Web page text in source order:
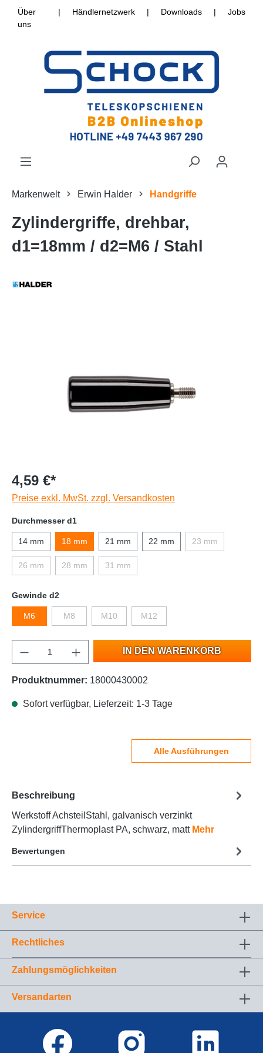
Über
uns
| Händlernetzwerk | Downloads | Jobs
Markenwelt Erwin Halder Handgriffe
Zylindergriffe, drehbar,
d1=18mm / d2=M6 / Stahl
4,59 €*
Preise exkl. MwSt. zzgl. Versandkosten
Durchmesser d1
14 mm 18 mm 21 mm 22 mm 23 mm
26 mm 28 mm 31 mm
Gewinde d2
M6 M8 M10 M12
IN DEN WARENKORB
Produktnummer: 18000430002
Sofort verfügbar, Lieferzeit: 1-3 Tage
Alle Ausführungen
Beschreibung
Werkstoff AchsteilStahl, galvanisch verzinkt
ZylindergriffThermoplast PA, schwarz, matt Mehr
Bewertungen
Service
Rechtliches
Zahlungsmöglichkeiten
Versandarten